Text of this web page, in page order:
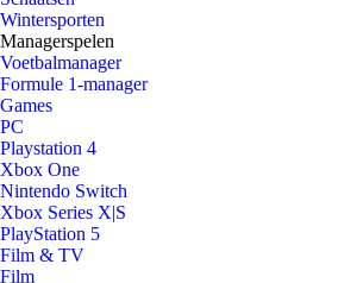
Wintersporten
Managerspelen
Voetbalmanager
Formule 1-manager
Games
PC
Playstation 4
Xbox One
Nintendo Switch
Xbox Series X|S
PlayStation 5
Film & TV
Film